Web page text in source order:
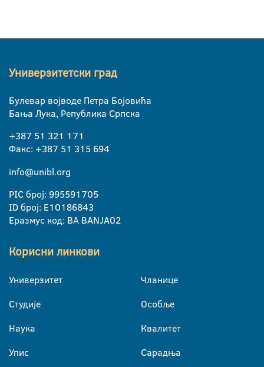
Универзитетски град
Булевар војводе Петра Бојовића
Бања Лука, Република Српска
+387 51 321 171
Факс: +387 51 315 694
info@unibl.org
PIC број: 995591705
ID број: E10186843
Еразмус код: BA BANJA02
Корисни линкови
Универзитет
Студије
Наука
Упис
Чланице
Особље
Квалитет
Сарадња